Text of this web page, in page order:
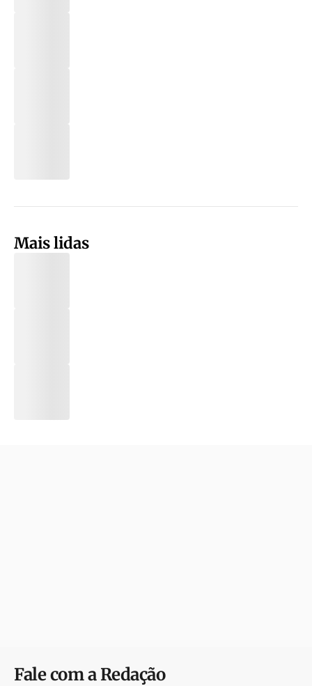
Mais lidas
Fale com a Redação